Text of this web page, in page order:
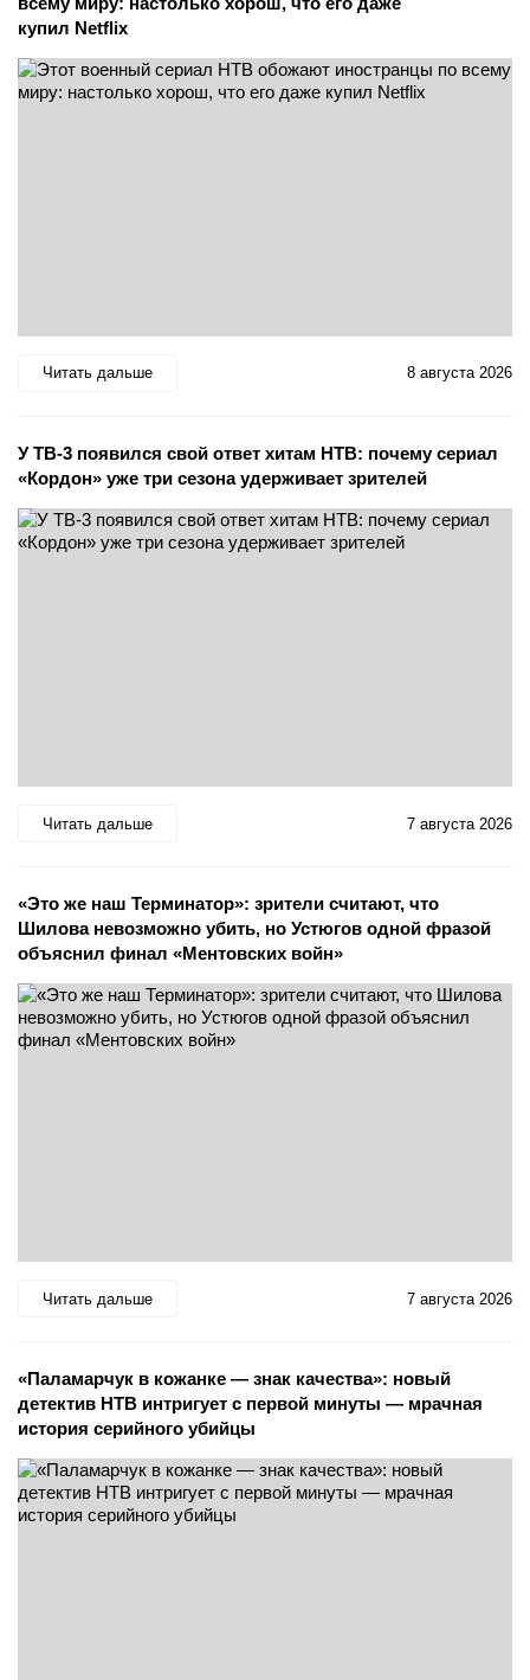
купил Netflix
Читать дальше 8 августа 2026
У ТВ-3 появился свой ответ хитам НТВ: почему сериал
«Кордон» уже три сезона удерживает зрителей
Читать дальше 7 августа 2026
«Это же наш Терминатор»: зрители считают, что
Шилова невозможно убить, но Устюгов одной фразой
объяснил финал «Ментовских войн»
Читать дальше 7 августа 2026
«Паламарчук в кожанке — знак качества»: новый
детектив НТВ интригует с первой минуты — мрачная
история серийного убийцы